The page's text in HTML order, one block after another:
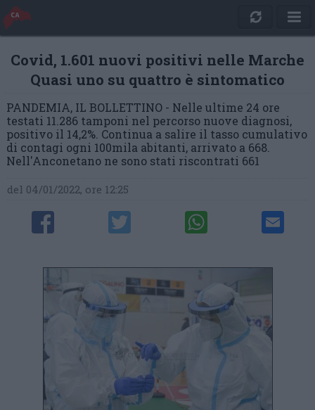
Covid, 1.601 nuovi positivi nelle Marche
Quasi uno su quattro è sintomatico
PANDEMIA, IL BOLLETTINO - Nelle ultime 24 ore
testati 11.286 tamponi nel percorso nuove diagnosi,
positivo il 14,2%. Continua a salire il tasso cumulativo
di contagi ogni 100mila abitanti, arrivato a 668.
Nell'Anconetano ne sono stati riscontrati 661
del 04/01/2022, ore 12:25